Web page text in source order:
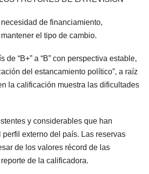
de financiamiento,
el tipo de cambio.
“B+” a “B” con perspectiva estable,
del estancamiento político”, a raíz
la calificación muestra las dificultades
y considerables que han
externo del país. Las reservas
de los valores récord de las
de la calificadora.